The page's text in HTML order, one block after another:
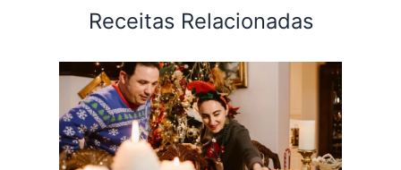
Receitas Relacionadas